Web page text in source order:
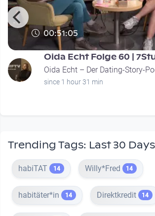
00:51:05
Oida Echt Folge 60 |
Oida Echt – Der Dating-Story-
since 1 hour 31 min
Trending Tags: Last 30 Days
habiTAT 14 Willy*Fred 14
habitäter*in 14 Direktkredit 14